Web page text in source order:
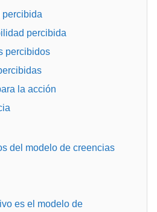
percibida
percibida
percibidos
la acción
del modelo de creencias
es el modelo de